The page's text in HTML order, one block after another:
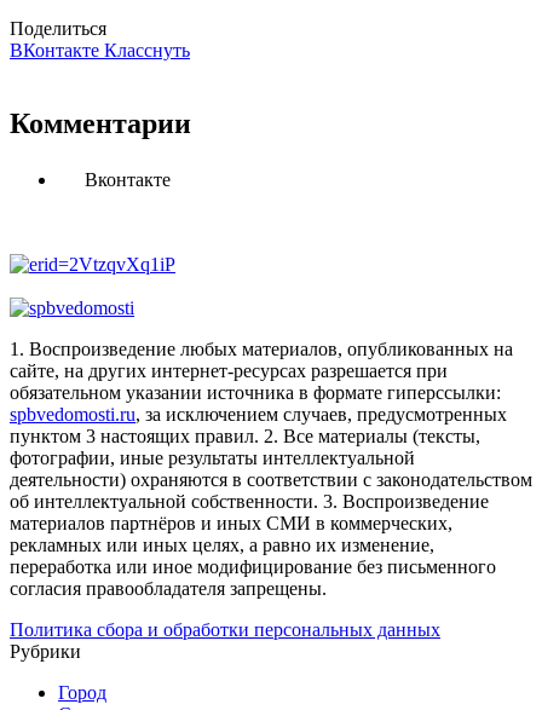
Поделиться
ВКонтакте Класснуть
Комментарии
Вконтакте
1. Воспроизведение любых материалов, опубликованных на
сайте, на других интернет-ресурсах разрешается при
обязательном указании источника в формате гиперссылки:
spbvedomosti.ru, за исключением случаев, предусмотренных
пунктом 3 настоящих правил. 2. Все материалы (тексты,
фотографии, иные результаты интеллектуальной
деятельности) охраняются в соответствии с законодательством
об интеллектуальной собственности. 3. Воспроизведение
материалов партнёров и иных СМИ в коммерческих,
рекламных или иных целях, а равно их изменение,
переработка или иное модифицирование без письменного
согласия правообладателя запрещены.
Политика сбора и обработки персональных данных
Рубрики
Город